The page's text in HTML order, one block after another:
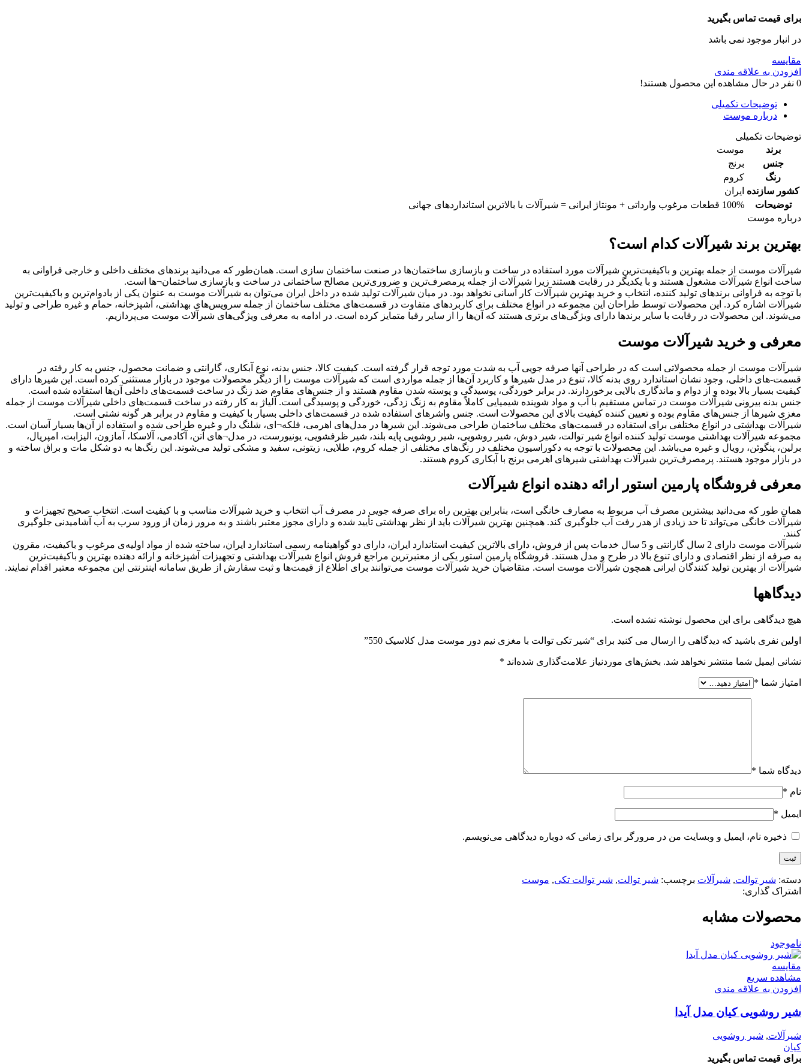
برای قیمت تماس بگیرید
در انبار موجود نمی باشد
مقایسه
افزودن به علاقه مندی
0 نفر در حال مشاهده این محصول هستند!
توضیحات تکمیلی
درباره موست
توضیحات تکمیلی
برند
موست
جنس
برنج
رنگ
کروم
کشور سازنده ایران
توضیحات
100% قطعات مرغوب وارداتی + مونتاژ ایرانی = شیرآلات با بالاترین استانداردهای جهانی
درباره موست
بهترین برند شیرآلات کدام است؟
شیرآلات موست از جمله بهترین و باکیفیت‌ترین شیرآلات مورد استفاده در ساخت و بازسازی ساختمان‌ها در صنعت ساختمان سازی است. همان‌طور که می‌دانید برندهای مختلف داخلی و خارجی فراوانی به
ساخت انواع شیرآلات مشغول هستند و با یکدیگر در رقابت هستند زیرا شیرآلات از جمله پرمصرف‌ترین و ضروری‌ترین مصالح ساختمانی در ساخت و بازسازی ساختمان¬ها است.
با توجه به فراوانی برندهای تولید کننده، انتخاب و خرید بهترین شیرآلات کار آسانی نخواهد بود. در میان شیرآلات تولید شده در داخل ایران می‌توان به شیرآلات موست به عنوان یکی از بادوام‌ترین و باکیفیت‌ترین
شیرآلات اشاره کرد. این محصولات توسط طراحان این مجموعه در انواع مختلف برای کاربردهای متفاوت در قسمت‌های مختلف ساختمان از جمله سرویس‌های بهداشتی، آشپزخانه، حمام و غیره طراحی و تولید
می‌شوند. این محصولات در رقابت با سایر برندها دارای ویژگی‌های برتری هستند که آن‌ها را از سایر رقبا متمایز کرده است. در ادامه به معرفی ویژگی‌های شیرآلات موست می‌پردازیم.
معرفی و خرید شیرآلات موست
شیرآلات موست از جمله محصولاتی است که در طراحی آنها صرفه جویی آب به شدت مورد توجه قرار گرفته است. کیفیت کالا، جنس بدنه، نوع آبکاری، گارانتی و ضمانت محصول، جنس به کار رفته در
قسمت-های داخلی، وجود نشان استاندارد روی بدنه کالا، تنوع در مدل شیرها و کاربرد آن‌ها از جمله مواردی است که شیرآلات موست را از دیگر محصولات موجود در بازار مستثنی کرده است. این شیرها دارای
کیفیت بسیار بالا بوده و از دوام و ماندگاری بالایی برخوردارند. در برابر خوردگی، پوسیدگی و پوسته شدن مقاوم هستند و از جنس‌های مقاوم ضد زنگ در ساخت قسمت‌های داخلی آن‌ها استفاده شده است.
جنس بدنه بیرونی شیرآلات موست در تماس مستقیم با آب و مواد شوینده شیمیایی کاملاً مقاوم به زنگ زدگی، خوردگی و پوسیدگی است. آلیاژ به کار رفته در ساخت قسمت‌های داخلی شیرآلات موست از جمله
مغزی شیرها از جنس‌های مقاوم بوده و تعیین کننده کیفیت بالای این محصولات است. جنس واشرهای استفاده شده در قسمت‌های داخلی بسیار با کیفیت و مقاوم در برابر هر گونه نشتی است.
شیرآلات بهداشتی در انواع مختلفی برای استفاده در قسمت‌های مختلف ساختمان طراحی می‌شوند. این شیرها در مدل‌های اهرمی، فلکه¬ای، شلنگ دار و غیره طراحی شده و استفاده از آن‌ها بسیار آسان است.
مجموعه شیرآلات بهداشتی موست تولید کننده انواع شیر توالت، شیر دوش، شیر روشویی، شیر روشویی پایه بلند، شیر ظرفشویی، یونیورست، در مدل¬های آتن، آکادمی، آلاسکا، آمازون، الیزابت، امپریال،
برلین، پنگوئن، رویال و غیره می‌باشد. این محصولات با توجه به دکوراسیون مختلف در رنگ‌های مختلفی از جمله کروم، طلایی، زیتونی، سفید و مشکی تولید می‌شوند. این رنگ‌ها به دو شکل مات و براق ساخته و
در بازار موجود هستند. پرمصرف‌ترین شیرآلات بهداشتی شیرهای اهرمی برنج با آبکاری کروم هستند.
معرفی فروشگاه پارمین استور ارائه دهنده انواع شیرآلات
همان طور که می‌دانید بیشترین مصرف آب مربوط به مصارف خانگی است، بنابراین بهترین راه برای صرفه جویی در مصرف آب انتخاب و خرید شیرآلات مناسب و با کیفیت است. انتخاب صحیح تجهیزات و
شیرآلات خانگی می‌تواند تا حد زیادی از هدر رفت آب جلوگیری کند. همچنین بهترین شیرآلات باید از نظر بهداشتی تأیید شده و دارای مجوز معتبر باشند و به مرور زمان از ورود سرب به آب آشامیدنی جلوگیری
کنند.
شیرآلات موست دارای 2 سال گارانتی و 5 سال خدمات پس از فروش، دارای بالاترین کیفیت استاندارد ایران، دارای دو گواهینامه رسمی استاندارد ایران، ساخته شده از مواد اولیه‌ی مرغوب و باکیفیت، مقرون
به صرفه از نظر اقتصادی و دارای تنوع بالا در طرح و مدل هستند. فروشگاه پارمین استور یکی از معتبرترین مراجع فروش انواع شیرآلات بهداشتی و تجهیزات آشپزخانه و ارائه دهنده بهترین و باکیفیت‌ترین
شیرآلات از بهترین تولید کنندگان ایرانی همچون شیرآلات موست است. متقاضیان خرید شیرآلات موست می‌توانند برای اطلاع از قیمت‌ها و ثبت سفارش از طریق سامانه اینترنتی این مجموعه معتبر اقدام نمایند.
دیدگاهها
هیچ دیدگاهی برای این محصول نوشته نشده است.
اولین نفری باشید که دیدگاهی را ارسال می کنید برای “شیر تکی توالت با مغزی نیم دور موست مدل کلاسیک 550”
نشانی ایمیل شما منتشر نخواهد شد. بخش‌های موردنیاز علامت‌گذاری شده‌اند *
امتیاز شما *
دیدگاه شما *
نام *
ایمیل *
ذخیره نام، ایمیل و وبسایت من در مرورگر برای زمانی که دوباره دیدگاهی می‌نویسم.
دسته: شیر توالت, شیرآلات برچسب: شیر توالت, شیر توالت تکی, موست
اشتراک گذاری:
محصولات مشابه
ناموجود
مقایسه
مشاهده سریع
افزودن به علاقه مندی
شیر روشویی کیان مدل آیدا
شیرآلات, شیر روشویی
کیان
برای قیمت تماس بگیرید